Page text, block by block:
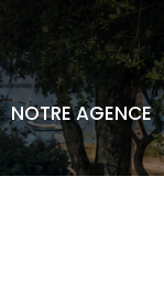
NOTRE AGENCE